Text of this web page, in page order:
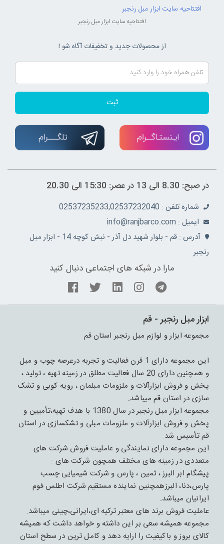
افتتاحیه سایت ابزار مبل رنجبر
افتتاحیه سایت ابزار مبل رنجبر
از محصولات جدید و تخفیفات آگاه شو !
ثبت
در صبح: 8.30 الی 13 در عصر: 15:30 الی 20.30
شماره تلفن : 02537235233,02537232040
ايميل : info@ranjbarco.com
آدرس : قم - بلوار شهید دل آذر - نبش کوچه 14 - ابزار مبل
رنجبر
مارا در شبکه های اجتماعی دنبال کنید
ابزار مبل رنجبر - قم
مجموعه ابزار و لوازم مبل رنجبر استان قم
این مجموعه دارای 1 قرن فعالیت و تجربه درعرصه چوب و مبل
و همچنین دارای 20 سال فعالیت مطلق در زمینه تهیه ، تولید ،
پخش و فروش ابزارآلات و ملزومات مبلمان ، رویه کوبی و تشک
سازی در استان قم میباشد.
مجموعه ابزار مبل رنجبر در سال 1380 با هدف تهیه،تأمیین و
پخش و فروش ابزارآلات و ملزومات مبلی و تشکسازی در استان
قم تأسیس شد.
این مجموعه دارای نمایندگی و عاملیت فروش شرکت های
متعددی در زمینه های مختلف همچون شرکت های :
پیشگام ابر البرز ، ثمین ، پارس و شرکت شیمیایی چسب
پارس،دنا، البرزهمچنین نماینده مستقیم شرکت اطلس فوم
ایرانیان میباشد.
عاملیت فروش برند های معتبر ترکیه ای،ایرانی،چینی میباشد.
مجموعه همیشه سعی بر این داشته و خواهد داشت که همیشه
کالای بروز و باکیفیت را ارایه دهد و کامل ترین در سطح استان